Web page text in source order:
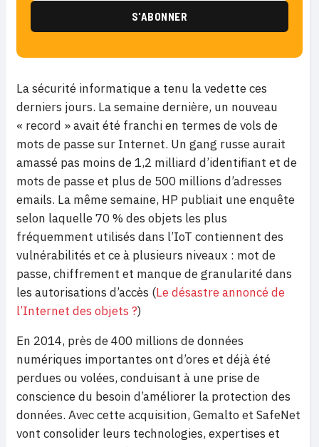
La sécurité informatique a tenu la vedette ces
derniers jours. La semaine dernière, un nouveau
« record » avait été franchi en termes de vols de
mots de passe sur Internet. Un gang russe aurait
amassé pas moins de 1,2 milliard d’identifiant et de
mots de passe et plus de 500 millions d’adresses
emails. La même semaine, HP publiait une enquête
selon laquelle 70 % des objets les plus
fréquemment utilisés dans l’IoT contiennent des
vulnérabilités et ce à plusieurs niveaux : mot de
passe, chiffrement et manque de granularité dans
les autorisations d’accès (Le désastre annoncé de
l’Internet des objets ?)
En 2014, près de 400 millions de données
numériques importantes ont d’ores et déjà été
perdues ou volées, conduisant à une prise de
conscience du besoin d’améliorer la protection des
données. Avec cette acquisition, Gemalto et SafeNet
vont consolider leurs technologies, expertises et